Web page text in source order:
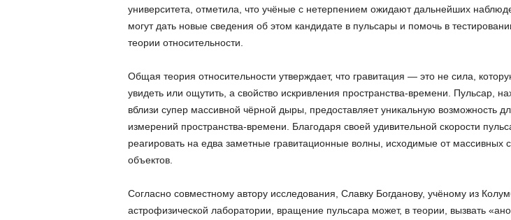
университета, отметила, что учёные с нетерпением ожидают дальнейших
могут дать новые сведения об этом кандидате в пульсары и помочь в
теории относительности.
Общая теория относительности утверждает, что гравитация — это не сила,
увидеть или ощутить, а свойство искривления пространства-времени. Пульсар,
вблизи супер массивной чёрной дыры, предоставляет уникальную возможность
измерений пространства-времени. Благодаря своей удивительной скорости
реагировать на едва заметные гравитационные волны, исходимые от массивных
объектов.
Согласно совместному автору исследования, Славку Богданову, учёному из
астрофизической лаборатории, вращение пульсара может, в теории, вызвать